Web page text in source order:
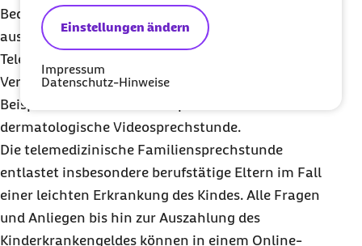
Einstellungen ändern
Impressum
Datenschutz-Hinweise
Bedürfnissen von Patientinnen und Patienten
auszurichten. Deshalb entwickeln wir den
Teledoktor auf Basis des Feedbacks unserer
Versicherten kontinuierlich weiter. Zwei aktuelle
Beispiele sind die Familiensprechstunde und die
dermatologische Videosprechstunde.
Die telemedizinische Familiensprechstunde
entlastet insbesondere berufstätige Eltern im Fall
einer leichten Erkrankung des Kindes. Alle Fragen
und Anliegen bis hin zur Auszahlung des
Kinderkrankengeldes können in einem Online-